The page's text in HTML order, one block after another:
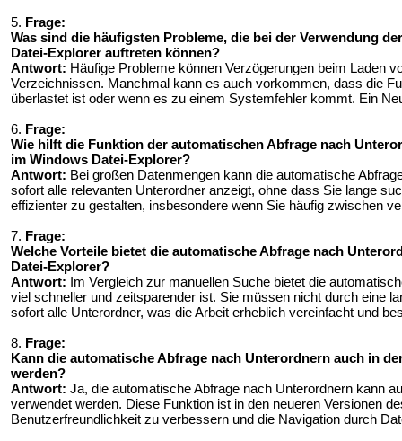
5. Frage:
Was sind die häufigsten Probleme, die bei der Verwendung
Datei-Explorer auftreten können?
Antwort: Häufige Probleme können Verzögerungen beim Laden
Verzeichnissen. Manchmal kann es auch vorkommen, dass die
überlastet ist oder wenn es zu einem Systemfehler kommt. Ein
6. Frage:
Wie hilft die Funktion der automatischen Abfrage nach
im Windows Datei-Explorer?
Antwort: Bei großen Datenmengen kann die automatische
sofort alle relevanten Unterordner anzeigt, ohne dass Sie lange
effizienter zu gestalten, insbesondere wenn Sie häufig zwischen
7. Frage:
Welche Vorteile bietet die automatische Abfrage nach
Datei-Explorer?
Antwort: Im Vergleich zur manuellen Suche bietet die
viel schneller und zeitsparender ist. Sie müssen nicht durch eine
sofort alle Unterordner, was die Arbeit erheblich vereinfacht und
8. Frage:
Kann die automatische Abfrage nach Unterordnern auch in
werden?
Antwort: Ja, die automatische Abfrage nach Unterordnern kann
verwendet werden. Diese Funktion ist in den neueren Versionen
Benutzerfreundlichkeit zu verbessern und die Navigation durch